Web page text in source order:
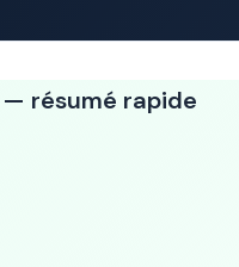
— résumé rapide